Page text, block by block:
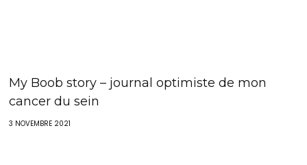
My Boob story – journal optimiste de mon
cancer du sein
3 NOVEMBRE 2021